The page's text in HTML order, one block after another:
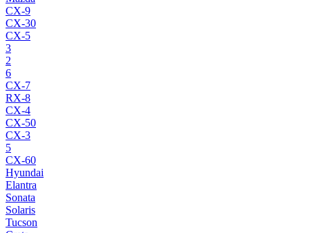
CX-9
CX-30
CX-5
3
2
6
CX-7
RX-8
CX-4
CX-50
CX-3
5
CX-60
Hyundai
Elantra
Sonata
Solaris
Tucson